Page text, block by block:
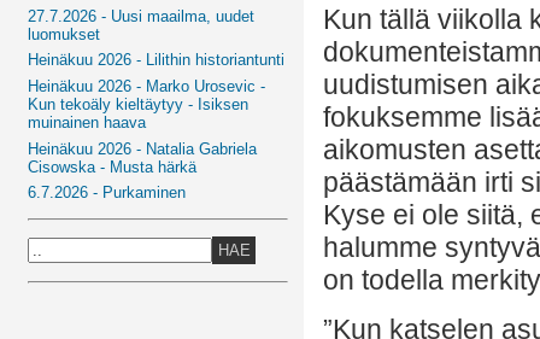
27.7.2026 - Uusi maailma, uudet
luomukset
Heinäkuu 2026 - Lilithin historiantunti
Heinäkuu 2026 - Marko Urosevic -
Kun tekoäly kieltäytyy - Isiksen
muinainen haava
Heinäkuu 2026 - Natalia Gabriela
Cisowska - Musta härkä
6.7.2026 - Purkaminen
HAE
Kun tällä viikolla
uudistumisen
fokuksemme
aikomusten
päästämään irti
Kyse ei ole siitä,
halumme
on todella
”Kun katselen